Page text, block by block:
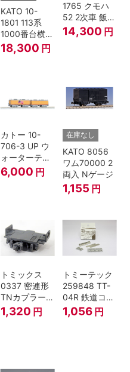
KATO 10-
1801 113系
1000番台横須
賀・総武快速
線 基本7両セ
18,300 円
1765 クモハ
52 2次車 飯田
線 4両セット
Nゲージ
14,300 円
カトー 10-
706-3 UP ウ
ォーターテン
ダー 2両入
6,000 円
在庫なし
KATO 8056
ワム70000 2
両入 Nゲージ
1,155 円
トミックス
0337 密連形
TNカプラー
(6個入・SPタ
イプ)
1,320 円
トミーテック
259848 TT-
04R 鉄道コレ
クション
1,056 円